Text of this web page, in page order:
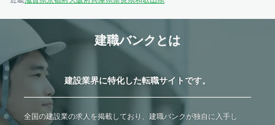
建職バンクとは
建設業界に特化した転職サイトです。
全国の建設業の求人を掲載しており、建職バンクが独自に入手し